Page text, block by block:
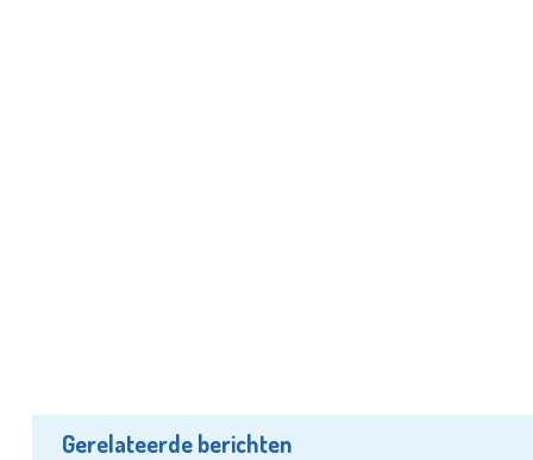
Gerelateerde berichten